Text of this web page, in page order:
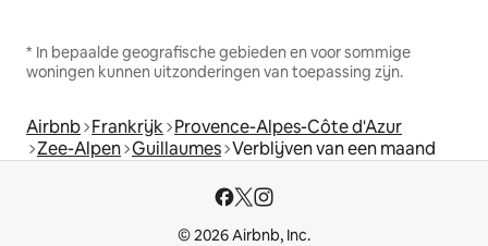
* In bepaalde geografische gebieden en voor sommige
woningen kunnen uitzonderingen van toepassing zijn.
Airbnb Frankrijk Provence-Alpes-Côte d'Azur
Zee-Alpen Guillaumes Verblijven van een maand
© 2026 Airbnb, Inc.